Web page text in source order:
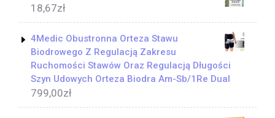
18,67zł
4Medic Obustronna Orteza Stawu
Biodrowego Z Regulacją Zakresu
Ruchomości Stawów Oraz Regulacją Długości
Szyn Udowych Orteza Biodra Am-Sb/1Re Dual
799,00zł